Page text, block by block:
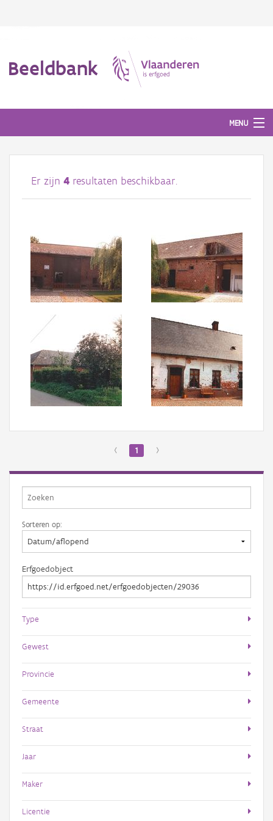
Beeldbank
MENU
Afbeeldingen
#BeeldIndeKijker
Over ons
Aanmelden
Er zijn 4 resultaten beschikbaar.
‹ 1 ›
Sorteren op:
Erfgoedobject
Type
Gewest
Provincie
Gemeente
Straat
Jaar
Maker
Licentie